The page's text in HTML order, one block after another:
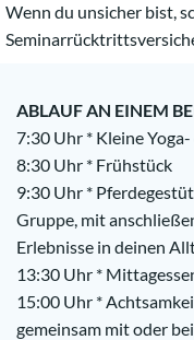
Wenn du unsicher bist,
ABLAUF AN EINEM
7:30 Uhr * Kleine
8:30 Uhr * Frühstück
9:30 Uhr *
Gruppe, mit
Erlebnisse in deinen
13:30 Uhr *
15:00 Uhr *
gemeinsam mit oder